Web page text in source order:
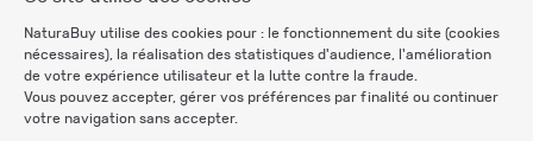
NaturaBuy utilise des cookies pour : le fonctionnement du site (cookies
nécessaires), la réalisation des statistiques d'audience, l'amélioration
de votre expérience utilisateur et la lutte contre la fraude.
Vous pouvez accepter, gérer vos préférences par finalité ou continuer
votre navigation sans accepter.
Charte éthique
Mentions légales
Règlement & Conditions d'utilisation
Politique de protection